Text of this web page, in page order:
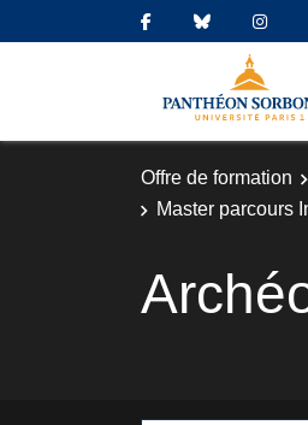
Offre de formation
Master parcours